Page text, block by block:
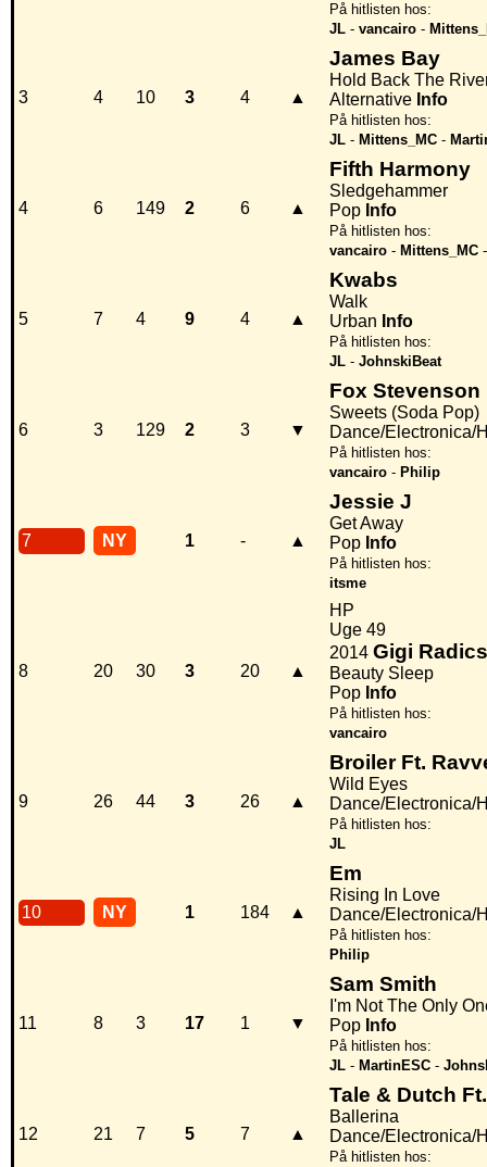
På hitlisten hos:
JL - vancairo -
3 4 10 3 4 ▲
James Bay
Hold Back The
Alternative Info
På hitlisten hos:
JL - Mittens_MC -
4 6 149 2 6 ▲
Fifth Harmony
Sledgehammer
Pop Info
På hitlisten hos:
vancairo - Mittens_MC
5 7 4 9 4 ▲
Kwabs
Walk
Urban Info
På hitlisten hos:
JL - JohnskiBeat
6 3 129 2 3 ▼
Fox Stevenson
Sweets (Soda Pop)
Dance/Electronica/
På hitlisten hos:
vancairo - Philip
7 NY 1 - ▲
Jessie J
Get Away
Pop Info
På hitlisten hos:
itsme
8 20 30 3 20 ▲
HP
Uge 49
2014 Gigi Radics
Beauty Sleep
Pop Info
På hitlisten hos:
vancairo
9 26 44 3 26 ▲
Broiler Ft.
Wild Eyes
Dance/Electronica/
På hitlisten hos:
JL
10 NY 1 184 ▲
Em
Rising In Love
Dance/Electronica/
På hitlisten hos:
Philip
11 8 3 17 1 ▼
Sam Smith
I'm Not The Only
Pop Info
På hitlisten hos:
JL - MartinESC -
12 21 7 5 7 ▲
Tale & Dutch
Ballerina
Dance/Electronica/
På hitlisten hos: